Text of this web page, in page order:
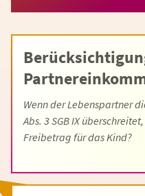
Wenn der Lebenspartner
Abs. 3 SGB IX
Freibetrag für das Kind?